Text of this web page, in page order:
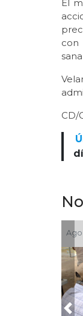
El
con
CD/
Ago